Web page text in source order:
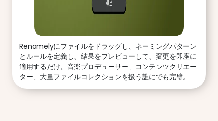
Renamelyにファイルをドラッグし、ネーミングパターン
とルールを定義し、結果をプレビューして、変更を即座に
適用するだけ。音楽プロデューサー、コンテンツクリエー
ター、大量ファイルコレクションを扱う誰にでも完璧。